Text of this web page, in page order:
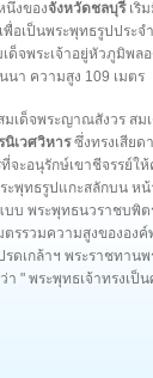
นึ่งของจังหวัดชลบุรีเริ่
อเป็นพระพุทธรูปประจ
ด็จพระเจ้าอยู่หัวภูมิพ
า ความสูง 109 เมตร
เด็จพระญาณสังวร ส
นิเวศวิหารซึ่งทรงเสียด
จะอนุรักษ์เขาชีจรรย์
ะพุทธรูปแกะสลักบน หน้
บ พระพุทธนวราชบพิ
รรวมความสูงขององ
ดเกล้าฯ พระราชทา
" พระพุทธเจ้าทรงเป็